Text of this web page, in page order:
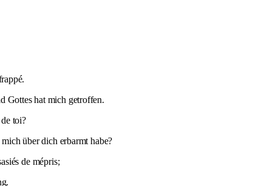
Gottes hat mich getroffen.
de toi?
über dich erbarmt habe?
de mépris;